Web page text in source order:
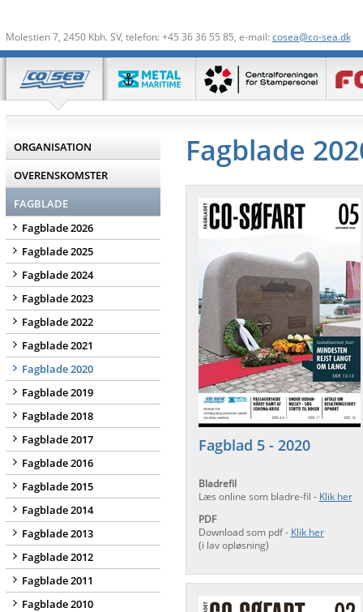
Molestien 7, 2450 Kbh. SV, telefon: +45 36 36 55 85, e-mail: cosea@co-sea.dk
ORGANISATION
OVERENSKOMSTER
FAGBLADE
Fagblade 2026
Fagblade 2025
Fagblade 2024
Fagblade 2023
Fagblade 2022
Fagblade 2021
Fagblade 2020
Fagblade 2019
Fagblade 2018
Fagblade 2017
Fagblade 2016
Fagblade 2015
Fagblade 2014
Fagblade 2013
Fagblade 2012
Fagblade 2011
Fagblade 2010
Fagblade
Fagblad 5 - 2020
Bladrefil
Læs online som bladre-fil - Klik her
PDF
Download som pdf - Klik her
(i lav opløsning)